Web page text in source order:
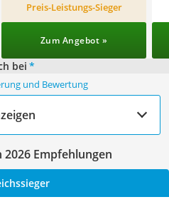
Preis-Leistungs-Sieger
Zum Angebot »
bei *
und Bewertung
Empfehlungen